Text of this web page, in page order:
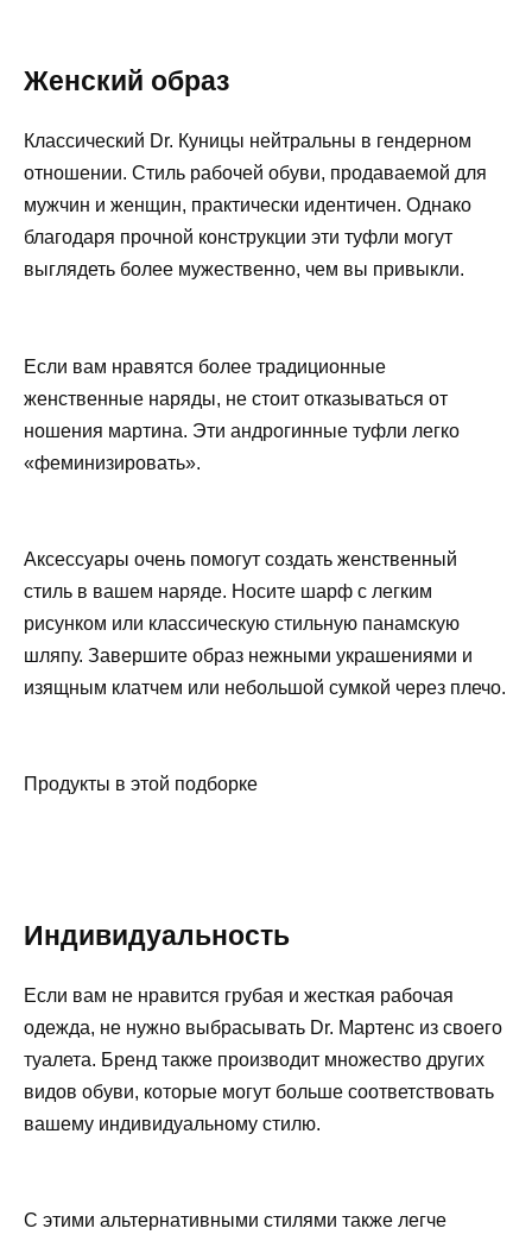
Женский образ
Классический Dr. Куницы нейтральны в гендерном
отношении. Стиль рабочей обуви, продаваемой для
мужчин и женщин, практически идентичен. Однако
благодаря прочной конструкции эти туфли могут
выглядеть более мужественно, чем вы привыкли.
Если вам нравятся более традиционные
женственные наряды, не стоит отказываться от
ношения мартина. Эти андрогинные туфли легко
«феминизировать».
Аксессуары очень помогут создать женственный
стиль в вашем наряде. Носите шарф с легким
рисунком или классическую стильную панамскую
шляпу. Завершите образ нежными украшениями и
изящным клатчем или небольшой сумкой через плечо.
Продукты в этой подборке
Индивидуальность
Если вам не нравится грубая и жесткая рабочая
одежда, не нужно выбрасывать Dr. Мартенс из своего
туалета. Бренд также производит множество других
видов обуви, которые могут больше соответствовать
вашему индивидуальному стилю.
С этими альтернативными стилями также легче